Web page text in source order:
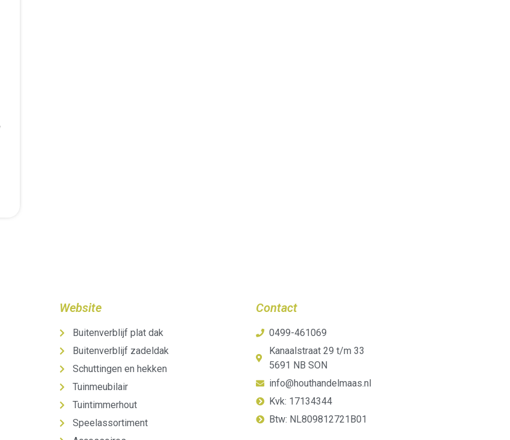
Website
Buitenverblijf plat dak
Buitenverblijf zadeldak
Schuttingen en hekken
Tuinmeubilair
Tuintimmerhout
Speelassortiment
Contact
0499-461069
Kanaalstraat 29 t/m 33
5691 NB SON
info@houthandelmaas.nl
Kvk: 17134344
Btw: NL809812721B01